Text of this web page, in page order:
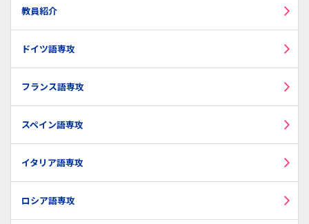
教員紹介
ドイツ語専攻
フランス語専攻
スペイン語専攻
イタリア語専攻
ロシア語専攻